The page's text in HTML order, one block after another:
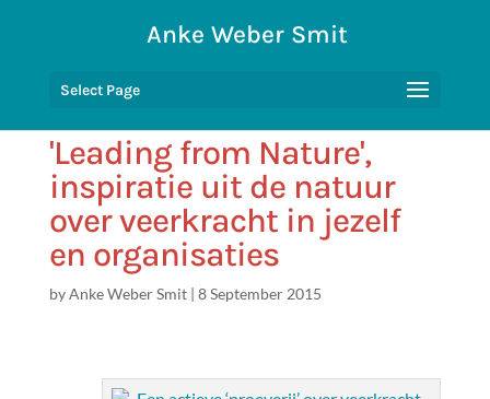
Anke Weber Smit
Select Page
'Leading from Nature',
inspiratie uit de natuur
over veerkracht in jezelf
en organisaties
byAnke Weber Smit| 8 September 2015